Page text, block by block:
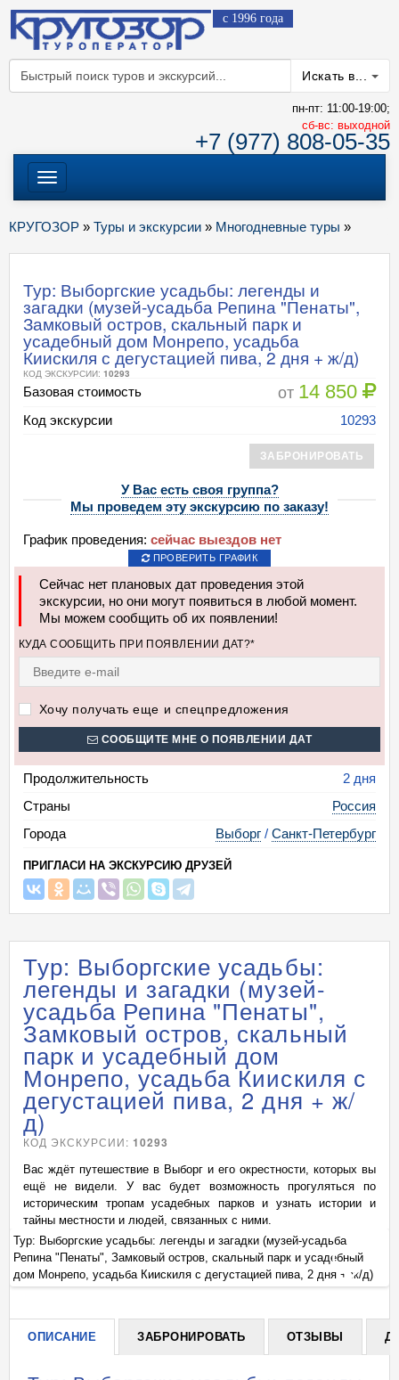
с 1996 года
Искать в...
пн-пт: 11:00-19:00;
cб-вс: выходной
+7 (977) 808-05-35
Меню
КРУГОЗОР » Туры и экскурсии » Многодневные туры »
Тур: Выборгские усадьбы: легенды и
загадки (музей-усадьба Репина "Пенаты",
Замковый остров, скальный парк и
усадебный дом Монрепо, усадьба
Киискиля с дегустацией пива, 2 дня + ж/д)
КОД ЭКСКУРСИИ: 10293
Базовая стоимость от 14 850
Код экскурсии 10293
ЗАБРОНИРОВАТЬ
У Вас есть своя группа?
Мы проведем эту экскурсию по заказу!
График проведения: сейчас выездов нет
ПРОВЕРИТЬ ГРАФИК
Сейчас нет плановых дат проведения этой
экскурсии, но они могут появиться в любой момент.
Мы можем сообщить об их появлении!
КУДА СООБЩИТЬ ПРИ ПОЯВЛЕНИИ ДАТ?*
Хочу получать еще и спецпредложения
СООБЩИТЕ МНЕ О ПОЯВЛЕНИИ ДАТ
Продолжительность
2 дня
Страны
Россия
Города
Выборг / Санкт-Петербург
ПРИГЛАСИ НА ЭКСКУРСИЮ ДРУЗЕЙ
Тур: Выборгские усадьбы:
легенды и загадки (музей-
усадьба Репина "Пенаты",
Замковый остров, скальный
парк и усадебный дом
Монрепо, усадьба Киискиля с
дегустацией пива, 2 дня + ж/
д)
КОД ЭКСКУРСИИ: 10293
Вас ждёт путешествие в Выборг и его окрестности, которых вы
ещё не видели. У вас будет возможность прогуляться по
историческим тропам усадебных парков и узнать истории и
тайны местности и людей, связанных с ними.
+
Тур: Выборгские усадьбы: легенды и загадки (музей-усадьба
Репина "Пенаты", Замковый остров, скальный парк и усадебный
дом Монрепо, усадьба Киискиля с дегустацией пива, 2 дня + ж/д)
ОПИСАНИЕ ЗАБРОНИРОВАТЬ ОТЗЫВЫ